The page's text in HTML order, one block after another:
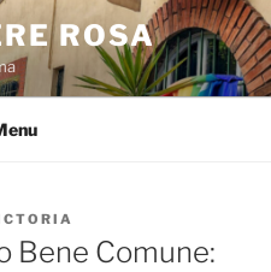
ROSA
Bene Comune: